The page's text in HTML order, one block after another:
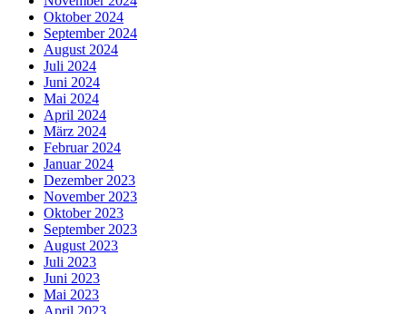
Oktober 2024
September 2024
August 2024
Juli 2024
Juni 2024
Mai 2024
April 2024
März 2024
Februar 2024
Januar 2024
Dezember 2023
November 2023
Oktober 2023
September 2023
August 2023
Juli 2023
Juni 2023
Mai 2023
April 2023